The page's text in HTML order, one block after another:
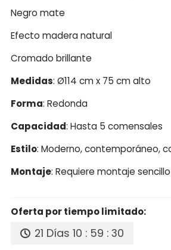
Negro mate
Efecto madera natural
Cromado brillante
Medidas: Ø114 cm x 75 cm alto
Forma: Redonda
Capacidad: Hasta 5 comensales
Estilo: Moderno, contemporáneo,
Montaje: Requiere montaje sencillo
Oferta por tiempo limitado:
21 Días 10 : 59 : 30